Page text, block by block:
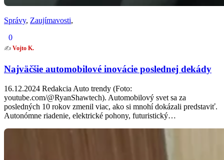
Správy, Zaujímavosti,
0
✍️ Vojto K.
Najväčšie automobilové inovácie poslednej dekády
16.12.2024 Redakcia Auto trendy (Foto:
youtube.com/@RyanShawtech). Automobilový svet sa za
posledných 10 rokov zmenil viac, ako si mnohí dokázali predstaviť.
Autonómne riadenie, elektrické pohony, futuristický…